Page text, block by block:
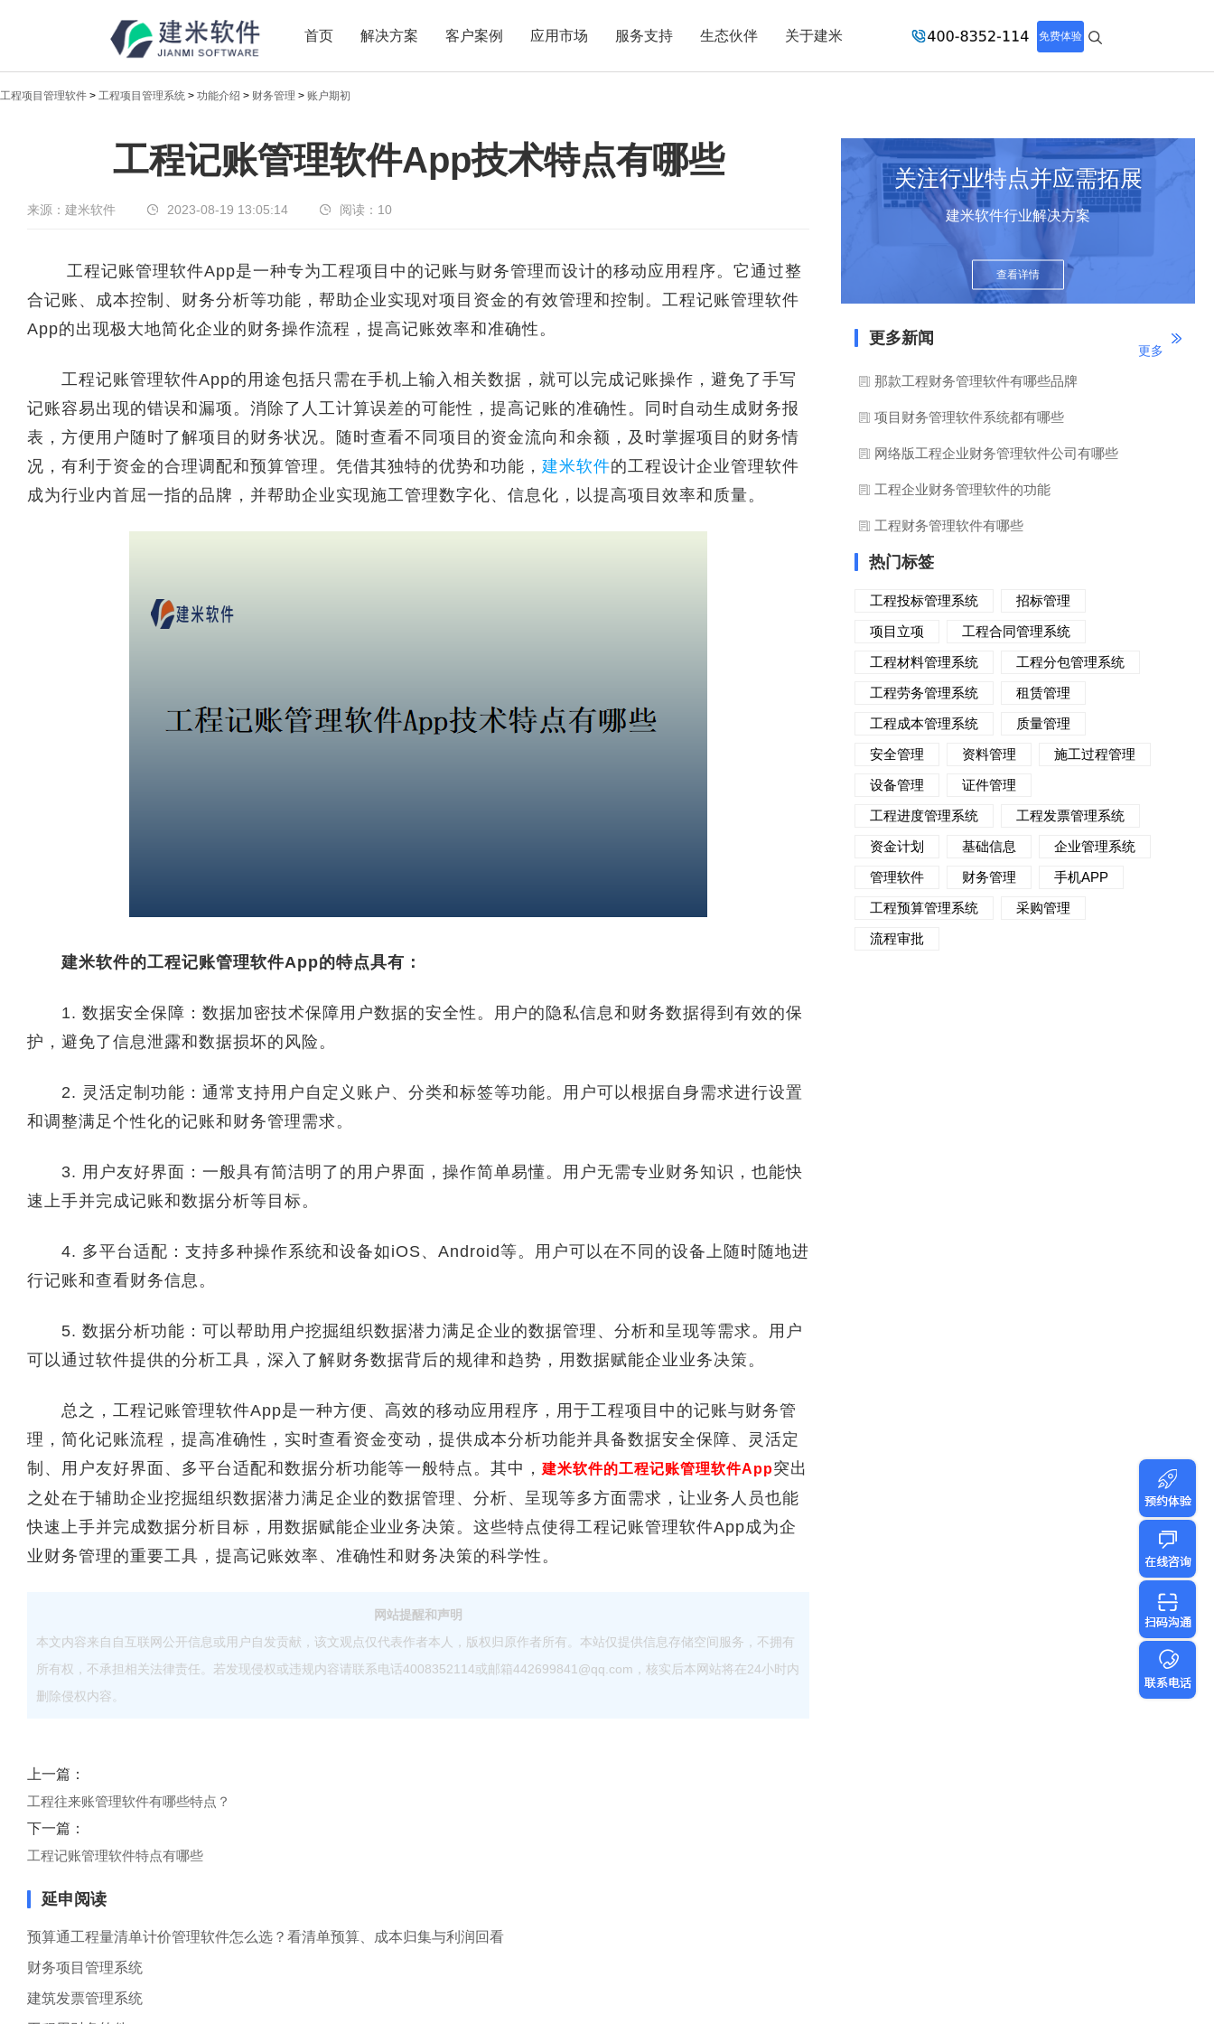
首页 解决方案 客户案例 应用市场 服务支持 生态伙伴 关于建米 免费体验
新闻中心
传递实时热点，共享商业价值
工程项目管理软件 > 工程项目管理系统 > 功能介绍 > 财务管理 > 账户期初
工程记账管理软件App技术特点有哪些
来源：建米软件 2023-08-19 13:05:14 阅读： 10
工程记账管理软件App是一种专为工程项目中的记账与财务管理而设计的移动应用程序。它通过整
合记账、成本控制、财务分析等功能，帮助企业实现对项目资金的有效管理和控制。工程记账管理软件
App的出现极大地简化企业的财务操作流程，提高记账效率和准确性。
工程记账管理软件App的用途包括只需在手机上输入相关数据，就可以完成记账操作，避免了手写
记账容易出现的错误和漏项。消除了人工计算误差的可能性，提高记账的准确性。同时自动生成财务报
表，方便用户随时了解项目的财务状况。随时查看不同项目的资金流向和余额，及时掌握项目的财务情
况，有利于资金的合理调配和预算管理。凭借其独特的优势和功能， 建米软件的工程设计企业管理软件
成为行业内首屈一指的品牌，并帮助企业实现施工管理数字化、信息化，以提高项目效率和质量。
建米软件的工程记账管理软件App的特点具有：
1. 数据安全保障：数据加密技术保障用户数据的安全性。用户的隐私信息和财务数据得到有效的保
护，避免了信息泄露和数据损坏的风险。
2. 灵活定制功能：通常支持用户自定义账户、分类和标签等功能。用户可以根据自身需求进行设置
和调整满足个性化的记账和财务管理需求。
3. 用户友好界面：一般具有简洁明了的用户界面，操作简单易懂。用户无需专业财务知识，也能快
速上手并完成记账和数据分析等目标。
4. 多平台适配：支持多种操作系统和设备如iOS、Android等。用户可以在不同的设备上随时随地进
行记账和查看财务信息。
5. 数据分析功能：可以帮助用户挖掘组织数据潜力满足企业的数据管理、分析和呈现等需求。用户
可以通过软件提供的分析工具，深入了解财务数据背后的规律和趋势，用数据赋能企业业务决策。
总之，工程记账管理软件App是一种方便、高效的移动应用程序，用于工程项目中的记账与财务管
理，简化记账流程，提高准确性，实时查看资金变动，提供成本分析功能并具备数据安全保障、灵活定
制、用户友好界面、多平台适配和数据分析功能等一般特点。其中， 建米软件的工程记账管理软件App突出
之处在于辅助企业挖掘组织数据潜力满足企业的数据管理、分析、呈现等多方面需求，让业务人员也能
快速上手并完成数据分析目标，用数据赋能企业业务决策。这些特点使得工程记账管理软件App成为企
业财务管理的重要工具，提高记账效率、准确性和财务决策的科学性。
网站提醒和声明
本文内容来自自互联网公开信息或用户自发贡献，该文观点仅代表作者本人，版权归原作者所有。本站仅提供信息存储空间服务，不拥有
所有权，不承担相关法律责任。若发现侵权或违规内容请联系电话4008352114或邮箱442699841@qq.com，核实后本网站将在24小时内
删除侵权内容。
上一篇：
工程往来账管理软件有哪些特点？
下一篇：
工程记账管理软件特点有哪些
延申阅读
预算通工程量清单计价管理软件怎么选？看清单预算、成本归集与利润回看
财务项目管理系统
建筑发票管理系统
关注行业特点并应需拓展
建米软件行业解决方案
查看详情
更多新闻
更多
那款工程财务管理软件有哪些品牌
项目财务管理软件系统都有哪些
网络版工程企业财务管理软件公司有哪些
工程企业财务管理软件的功能
工程财务管理软件有哪些
热门标签
工程投标管理系统
招标管理
项目立项
工程合同管理系统
工程材料管理系统
工程分包管理系统
工程劳务管理系统
租赁管理
工程成本管理系统
质量管理
安全管理
资料管理
施工过程管理
设备管理
证件管理
工程进度管理系统
工程发票管理系统
资金计划
基础信息
企业管理系统
管理软件
财务管理
手机APP
工程预算管理系统
采购管理
流程审批